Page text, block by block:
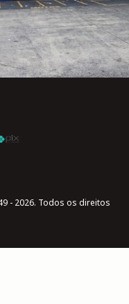
- 2026. Todos os direitos